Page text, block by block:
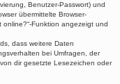
Benutzer-Passwort) und
übermittelte Browser-
online?“-Funktion angezeigt und
dass weitere Daten
bei Umfragen, der
dir gesetzte Lesezeichen oder